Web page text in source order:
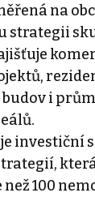
na
strategii
i
investiční
100